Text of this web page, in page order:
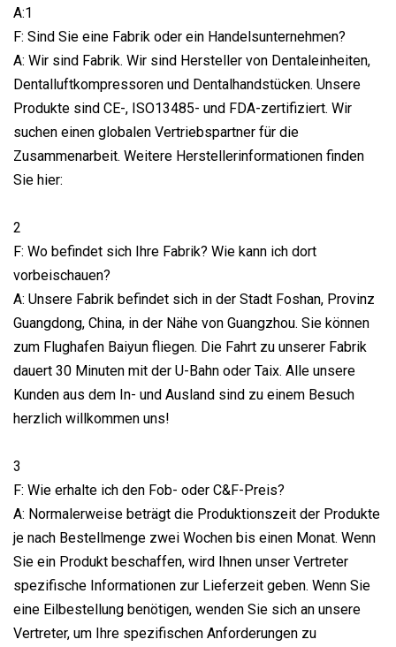
A:1
F: Sind Sie eine Fabrik oder ein Handelsunternehmen?
A: Wir sind Fabrik. Wir sind Hersteller von Dentaleinheiten,
Dentalluftkompressoren und Dentalhandstücken. Unsere
Produkte sind CE-, ISO13485- und FDA-zertifiziert. Wir
suchen einen globalen Vertriebspartner für die
Zusammenarbeit. Weitere Herstellerinformationen finden
Sie hier:
2
F: Wo befindet sich Ihre Fabrik? Wie kann ich dort
vorbeischauen?
A: Unsere Fabrik befindet sich in der Stadt Foshan, Provinz
Guangdong, China, in der Nähe von Guangzhou. Sie können
zum Flughafen Baiyun fliegen. Die Fahrt zu unserer Fabrik
dauert 30 Minuten mit der U-Bahn oder Taix. Alle unsere
Kunden aus dem In- und Ausland sind zu einem Besuch
herzlich willkommen uns!
3
F: Wie erhalte ich den Fob- oder C&F-Preis?
A: Normalerweise beträgt die Produktionszeit der Produkte
je nach Bestellmenge zwei Wochen bis einen Monat. Wenn
Sie ein Produkt beschaffen, wird Ihnen unser Vertreter
spezifische Informationen zur Lieferzeit geben. Wenn Sie
eine Eilbestellung benötigen, wenden Sie sich an unsere
Vertreter, um Ihre spezifischen Anforderungen zu